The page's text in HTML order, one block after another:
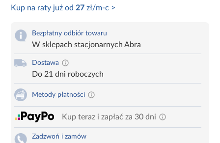
Kup na raty już od 27 zł/m-c >
Bezpłatny odbiór towaru
W sklepach stacjonarnych Abra
Dostawa
Do 21 dni roboczych
Metody płatności
Kup teraz i zapłać za 30 dni
Zadzwoń i zamów